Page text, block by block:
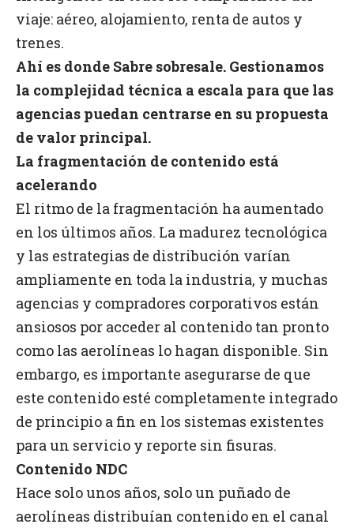
viaje: aéreo, alojamiento, renta de autos y
trenes.
Ahí es donde Sabre sobresale. Gestionamos
la complejidad técnica a escala para que las
agencias puedan centrarse en su propuesta
de valor principal.
La fragmentación de contenido está
acelerando
El ritmo de la fragmentación ha aumentado
en los últimos años. La madurez tecnológica
y las estrategias de distribución varían
ampliamente en toda la industria, y muchas
agencias y compradores corporativos están
ansiosos por acceder al contenido tan pronto
como las aerolíneas lo hagan disponible. Sin
embargo, es importante asegurarse de que
este contenido esté completamente integrado
de principio a fin en los sistemas existentes
para un servicio y reporte sin fisuras.
Contenido NDC
Hace solo unos años, solo un puñado de
aerolíneas distribuían contenido en el canal